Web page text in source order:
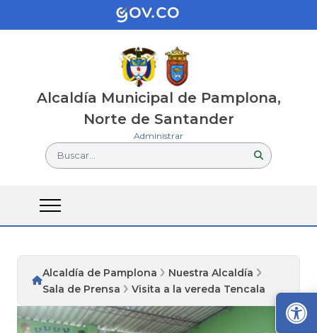
Alcaldía Municipal de Pamplona,
Norte de Santander
Administrar
Buscar...
Alcaldía de Pamplona
Nuestra Alcaldía
Sala de Prensa
Visita a la vereda Tencala